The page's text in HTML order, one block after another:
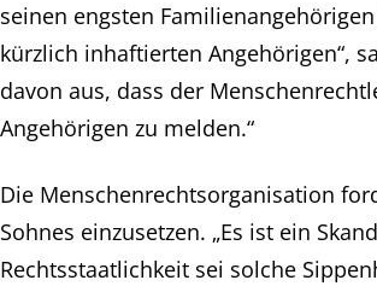
seinen engsten
kürzlich inhaftierten Angehörigen“,
davon aus, dass der
Angehörigen zu melden.“
Die Menschenrechtsorganisation
Sohnes einzusetzen. „Es ist ein
Rechtsstaatlichkeit sei solche